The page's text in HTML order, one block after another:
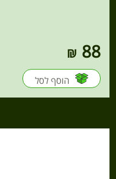
88
הוסף לסל